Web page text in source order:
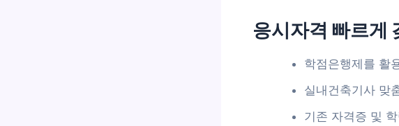
응시자격 빠르게
학점은행제를 활
실내건축기사 맞
기존 자격증 및